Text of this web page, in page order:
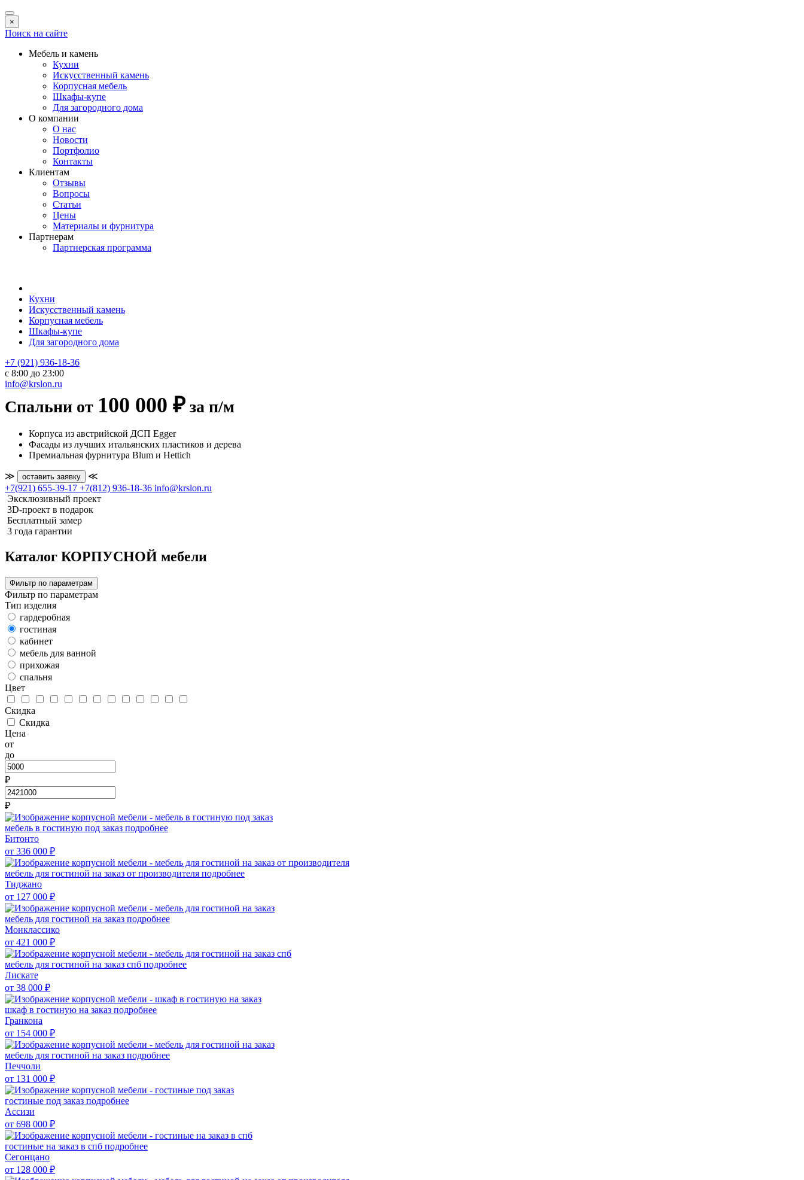
×
Поиск на сайте
Мебель и камень
Кухни
Искусственный камень
Корпусная мебель
Шкафы-купе
Для загородного дома
О компании
О нас
Новости
Портфолио
Контакты
Клиентам
Отзывы
Вопросы
Статьи
Цены
Материалы и фурнитура
Партнерам
Партнерская программа
Кухни
Искусственный камень
Корпусная мебель
Шкафы-купе
Для загородного дома
+7 (921) 936-18-36
с 8:00 до 23:00
info@krslon.ru
Спальни от 100 000 ₽ за п/м
Корпуса из австрийской ДСП Egger
Фасады из лучших итальянских пластиков и дерева
Премиальная фурнитура Blum и Hettich
≫ оставить заявку
≪
+7(921) 655-39-17 +7(812) 936-18-36 info@krslon.ru
Эксклюзивный проект
3D-проект в подарок
Бесплатный замер
3 года гарантии
Каталог КОРПУСНОЙ мебели
Фильтр по параметрам
Фильтр по параметрам
Тип изделия
гардеробная
гостиная
кабинет
мебель для ванной
прихожая
спальня
Цвет
Скидка
Скидка
Цена
от
до
₽
₽
мебель в гостиную под заказ подробнее
Битонто
от 336 000 ₽
мебель для гостиной на заказ от производителя подробнее
Тиджано
от 127 000 ₽
мебель для гостиной на заказ подробнее
Монклассико
от 421 000 ₽
мебель для гостиной на заказ спб подробнее
Лискате
от 38 000 ₽
шкаф в гостиную на заказ подробнее
Гранкона
от 154 000 ₽
мебель для гостиной на заказ подробнее
Печчоли
от 131 000 ₽
гостиные под заказ подробнее
Ассизи
от 698 000 ₽
гостиные на заказ в спб подробнее
Сегонцано
от 128 000 ₽